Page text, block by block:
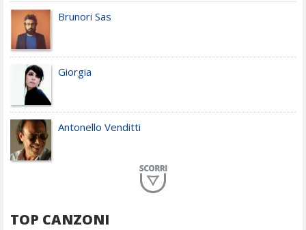
Brunori Sas
Giorgia
Antonello Venditti
TOP CANZONI